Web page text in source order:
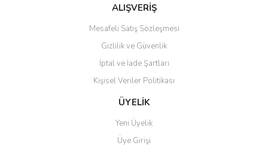
Ürün fiyatı diğer sitelerden daha pahalı.
Gönder
ALIŞVERİŞ
Mesafeli Satış Sözleşmesi
Gizlilik ve Güvenlik
İptal ve İade Şartları
Kişisel Veriler Politikası
ÜYELİK
Yeni Üyelik
Üye Girişi